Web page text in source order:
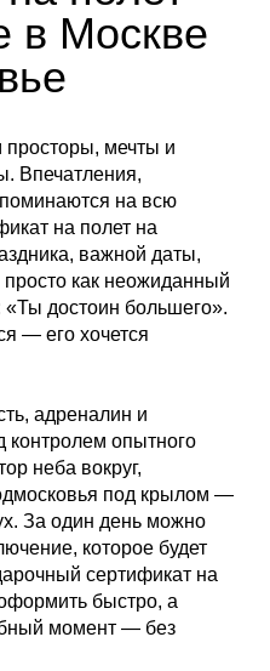
в Москве
мечты и
Впечатления,
на всю
на полет на
важной даты,
как неожиданный
«Ты достоин большего».
— его хочется
адреналин и
контролем опытного
неба вокруг,
под крылом —
За один день можно
которое будет
сертификат на
быстро, а
момент — без